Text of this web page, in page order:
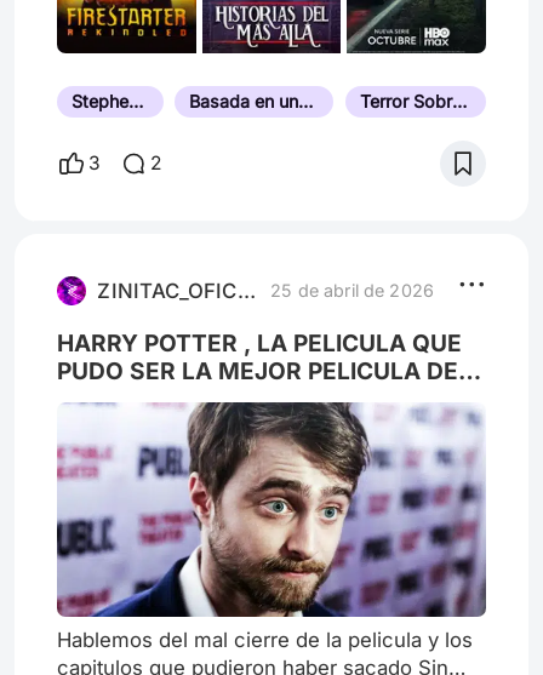
Stephen King Basada en una Novela Terror Sobrenatural
3 2
ZINITAC_OFICIAL 25 de abril de 2026
HARRY POTTER , LA PELICULA QUE
PUDO SER LA MEJOR PELICULA DEL
MUNDO
Hablemos del mal cierre de la pelicula y los
capitulos que pudieron haber sacado Sin